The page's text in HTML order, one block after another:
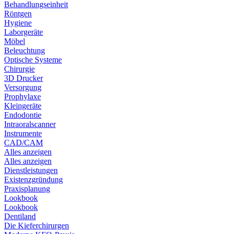
Behandlungseinheit
Röntgen
Hygiene
Laborgeräte
Möbel
Beleuchtung
Optische Systeme
Chirurgie
3D Drucker
Versorgung
Prophylaxe
Kleingeräte
Endodontie
Intraoralscanner
Instrumente
CAD/CAM
Alles anzeigen
Alles anzeigen
Dienstleistungen
Existenzgründung
Praxisplanung
Lookbook
Lookbook
Dentiland
Die Kieferchirurgen